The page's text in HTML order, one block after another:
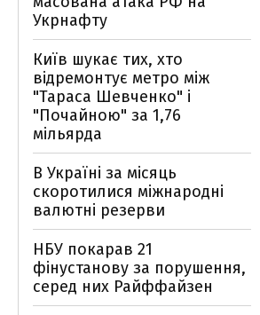
Укрнафту
Київ шукає тих, хто
відремонтує метро між
"Тараса Шевченко" і
"Почайною" за 1,76
мільярда
В Україні за місяць
скоротилися міжнародні
валютні резерви
НБУ покарав 21
фінустанову за порушення,
серед них Райффайзен